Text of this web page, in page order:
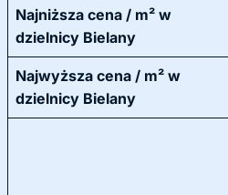
Najniższa cena / m² w
dzielnicy Bielany
Najwyższa cena / m² w
dzielnicy Bielany